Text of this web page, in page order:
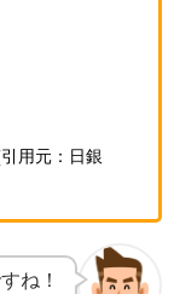
用元：日銀
ね！